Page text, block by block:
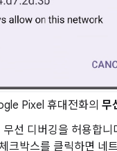
Pixel 휴대전화의 무
선 디버깅을 허용합니
체크박스를 클릭하면 네